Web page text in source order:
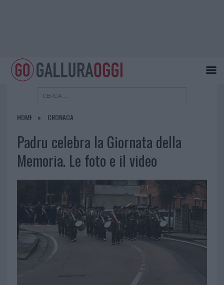
HOME CRONACA
Padru celebra la Giornata della
Memoria. Le foto e il video